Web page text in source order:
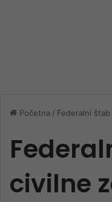
Početna / Federalni
civilne